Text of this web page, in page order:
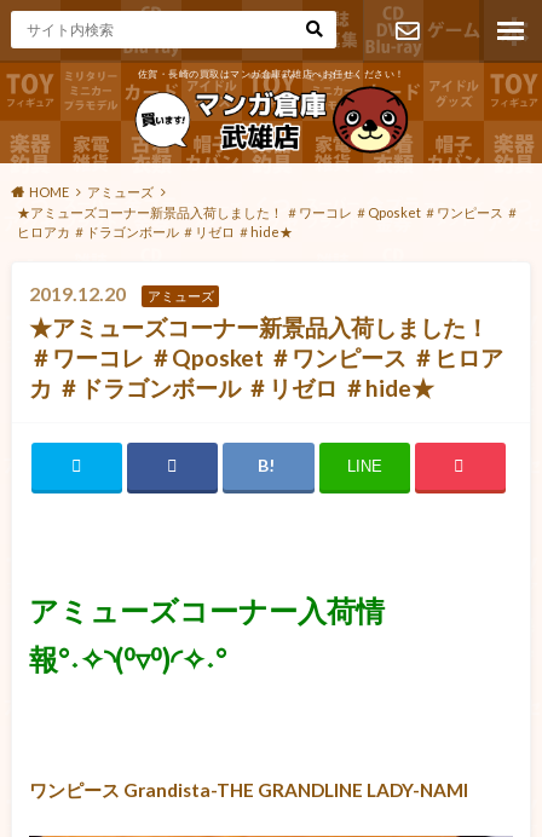
佐賀・長崎の買取はマンガ倉庫武雄店へお任せください！
お問い合わ
せ
HOME
アミューズ
★アミューズコーナー新景品入荷しました！ ＃ワーコレ ＃Qposket ＃ワンピース ＃
ヒロアカ ＃ドラゴンボール ＃リゼロ ＃hide★
2019.12.20 アミューズ
★アミューズコーナー新景品入荷しました！
＃ワーコレ ＃Qposket ＃ワンピース ＃ヒロア
カ ＃ドラゴンボール ＃リゼロ ＃hide★
LINE
アミューズコーナー入荷情
報°˖✧◝(⁰▿⁰)◜✧˖°
ワンピース Grandista-THE GRANDLINE LADY-NAMI